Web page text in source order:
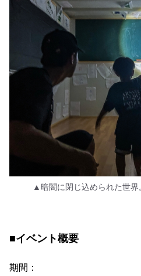
▲暗闇に閉じ込められた世界
■イベント概要
期間：